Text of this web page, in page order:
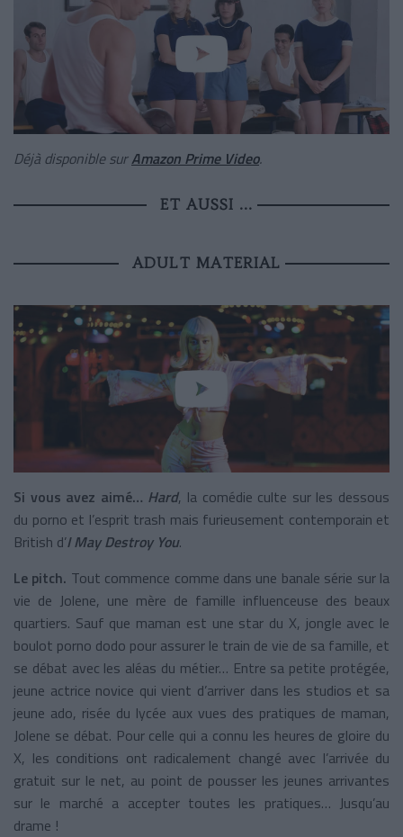
Déjà disponible surAmazon Prime Video.
ET AUSSI ...
ADULT MATERIAL
Si vous avez aimé… Hard, la comédie culte sur les dessous
du porno et l’esprit trash mais furieusement contemporain et
British d’I May Destroy You.
Le pitch. Tout commence comme dans une banale série sur la
vie de Jolene, une mère de famille influenceuse des beaux
quartiers. Sauf que maman est une star du X, jongle avec le
boulot porno dodo pour assurer le train de vie de sa famille, et
se débat avec les aléas du métier… Entre sa petite protégée,
jeune actrice novice qui vient d’arriver dans les studios et sa
jeune ado, risée du lycée aux vues des pratiques de maman,
Jolene se débat. Pour celle qui a connu les heures de gloire du
X, les conditions ont radicalement changé avec l’arrivée du
gratuit sur le net, au point de pousser les jeunes arrivantes
sur le marché a accepter toutes les pratiques… Jusqu’au
drame !